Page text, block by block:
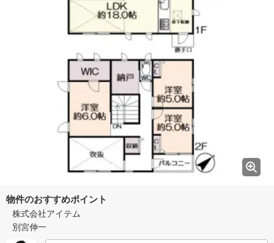
物件のおすすめポイント
株式会社アイテム
別宮伸一